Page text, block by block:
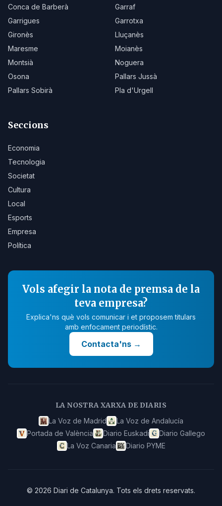
Conca de Barberà
Garraf
Garrigues
Garrotxa
Gironès
Lluçanès
Maresme
Moianès
Montsià
Noguera
Osona
Pallars Jussà
Pallars Sobirà
Pla d'Urgell
Seccions
Economia
Tecnologia
Societat
Cultura
Local
Esports
Empresa
Política
Vols afegir la nota de premsa de la
teva empresa?
Explica'ns què vols comunicar i et proposem titulars
amb enfocament periodístic.
Contacta'ns→
LA NOSTRA XARXA DE DIARIS
La Voz de Madrid
La Voz de Andalucía
Portada de València
Diario Euskadi
Diario Gallego
La Voz Canaria
Diario PYME
© 2026 Diari de Catalunya. Tots els drets reservats.